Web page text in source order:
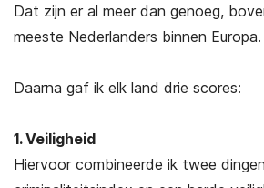
Dat zijn er al meer dan genoeg,
meeste Nederlanders binnen Europa.
Daarna gaf ik elk land drie scores:
1. Veiligheid
Hiervoor combineerde ik twee